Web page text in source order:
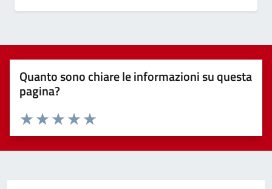
Quanto sono chiare le informazioni su questa
pagina?
Valuta 5 stelle su 5
Valuta 4 stelle su 5
Valuta 3 stelle su 5
Valuta 2 stelle su 5
Valuta 1 stelle su 5